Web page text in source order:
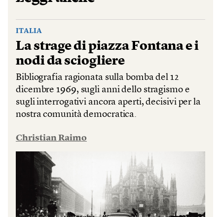
ITALIA
La strage di piazza Fontana e i
nodi da sciogliere
Bibliografia ragionata sulla bomba del 12
dicembre 1969, sugli anni dello stragismo e
sugli interrogativi ancora aperti, decisivi per la
nostra comunità democratica.
Christian Raimo